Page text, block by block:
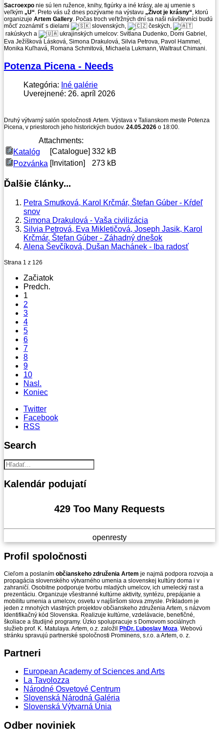
Sacroexpo nie sú len ružence, knihy, figúrky a iné krásy, ale aj umenie s
veľkým „U“. Preto vás už dnes pozývame na výstavu „Život je krásny“, ktorú
organizuje Artem Gallery. Počas troch veľtržných dní sa naši návštevníci budú
môcť zoznámiť s dielami
slovenských,
českých,
rakúskych a
ukrajinských umelcov: Svitlana Dudenko, Domi Gabriel,
Eva Ježíšková Lásková, Simona Drakulová, Silvia Petrova, Pavol Hammel,
Monika Kuľhavá, Romana Schmitová, Michaela Lukmann, Waltraut Chimani.
Potenza Picena - Needs
Kategória: Iné galérie
Uverejnené: 26. apríl 2026
Druhý výtvarný salón spoločnosti Artem. Výstava v Talianskom meste Potenza
Picena, v priestoroch jeho historických budov. 24.05.2026 o 18:00.
Attachments:
Katalóg
[Catalogue] 332 kB
Pozvánka [Invitation] 273 kB
Ďalšie články...
Petra Smutková, Karol Krčmár, Štefan Gúber - Kŕdeľ
snov
Simona Drakulová - Vaša civilizácia
Silvia Petrová, Eva Mikletičová, Joseph Jasik, Karol
Krčmár, Štefan Gúber - Záhadný dnešok
Alena Ševčíková, Dušan Machánek - Iba radosť
Strana 1 z 126
Začiatok
Predch.
1
2
3
4
5
6
7
8
9
10
Nasl.
Koniec
Twitter
Facebook
RSS
Search
Kalendár podujatí
429 Too Many Requests
openresty
Profil spoločnosti
Cieľom a poslaním občianskeho združenia Artem je najmä podpora rozvoja a
propagácia slovenského výtvarného umenia a slovenskej kultúry doma i v
zahraničí. Osobitne podporuje tvorbu mladých umelcov, ich umelecký rast a
prezentáciu. Organizuje všestranné kultúrne aktivity, syntézu, prepájanie a
mobilitu umenia a umelcov, osvetu v najširšom slova zmysle. Príkladom je
jeden z mnohých vlastných projektov občianskeho združenia Artem, s názvom
Identifikačný kód Slovenska. Realizuje kultúrne, vzdelávacie, benefičné,
školiace a študijné programy. Úzko spolupracuje s Domovom sociálnych
služieb prof. K. Matulaya. Artem, o.z. založil
PhDr. Ľuboslav Moza. Webovú
stránku spravujú partnerské spoločnosti Prominens, s.r.o. a Artem, o. z.
Partneri
European Academy of Sciences and Arts
La Tavolozza
Národné Osvetové Centrum
Slovenská Národná Galéria
Slovenská Výtvarná Únia
Odber noviniek